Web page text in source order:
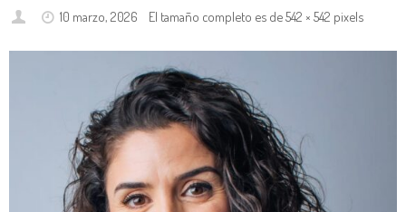
10 marzo, 2026 El tamaño completo es de542 × 542 pixels